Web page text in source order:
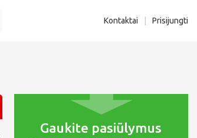
Kontaktai Prisijungti
Gaukite pasiūlymus